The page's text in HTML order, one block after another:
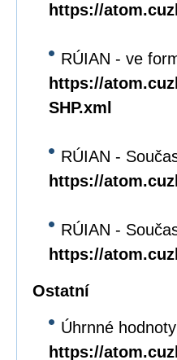
https://
RÚIAN - ve
https://
SHP.xml
RÚIAN -
https://
RÚIAN -
https://
Ostatní
Úhrnné
https://